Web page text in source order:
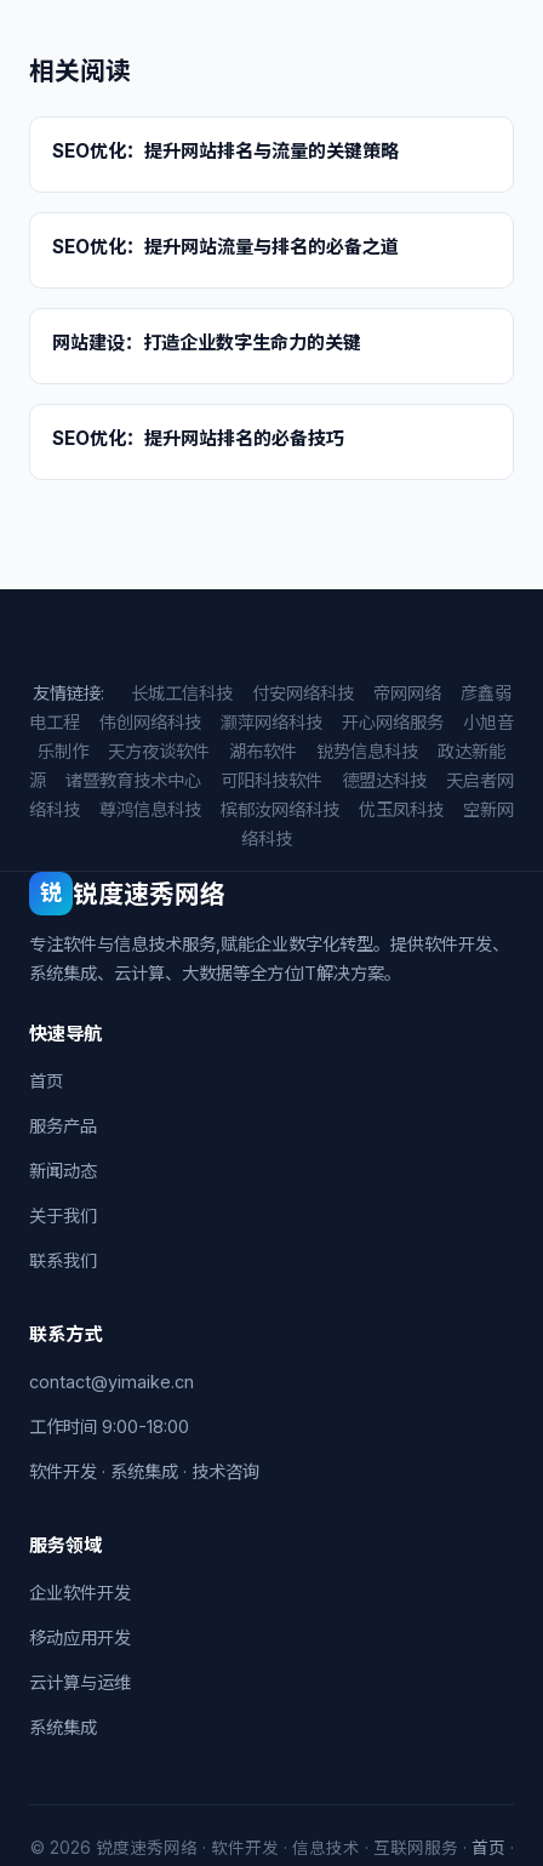
相关阅读
SEO优化：提升网站排名与流量的关键策略
SEO优化：提升网站流量与排名的必备之道
网站建设：打造企业数字生命力的关键
SEO优化：提升网站排名的必备技巧
友情链接: 长城工信科技 付安网络科技 帝网网络
彦鑫弱
电工程
伟创网络科技 灏萍网络科技 开心网络服务
小旭音
乐制作
天方夜谈软件 湖布软件 锐势信息科技
政达新能
源
诸暨教育技术中心 可阳科技软件 德盟达科技
天启者网
络科技
尊鸿信息科技 槟郁汝网络科技 优玉凤科技
空新网
络科技
锐 锐度速秀网络
专注软件与信息技术服务,赋能企业数字化转型。提供软件开发、
系统集成、云计算、大数据等全方位IT解决方案。
快速导航
首页
服务产品
新闻动态
关于我们
联系我们
联系方式
contact@yimaike.cn
工作时间 9:00-18:00
软件开发 · 系统集成 · 技术咨询
服务领域
企业软件开发
移动应用开发
云计算与运维
系统集成
© 2026 锐度速秀网络 · 软件开发 · 信息技术 · 互联网服务 · 首页 ·